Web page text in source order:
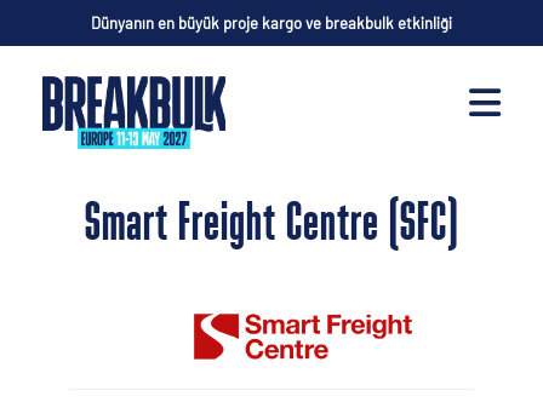
Dünyanın en büyük proje kargo ve breakbulk etkinliği
Smart Freight Centre (SFC)